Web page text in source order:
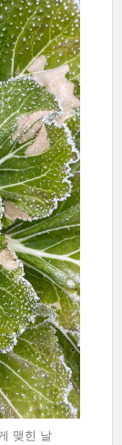
맺힌 날